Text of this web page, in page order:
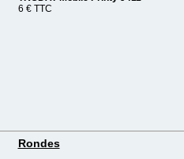
6 €TTC
Rondes